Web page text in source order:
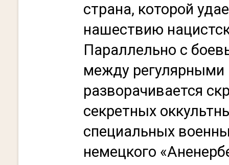
страна, которой
нашествию
Параллельно с
между
разворачивается
секретных
специальных
немецкого